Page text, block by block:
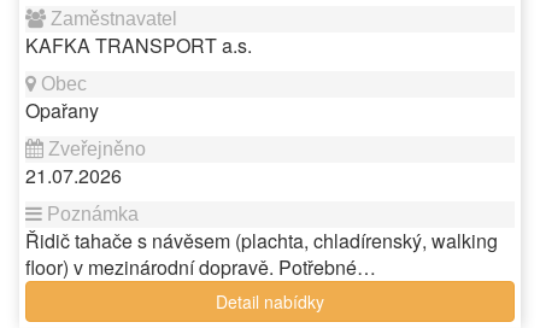
KAFKA TRANSPORT a.s.
Opařany
21.07.2026
Řidič tahače s návěsem (plachta, chladírenský, walking
floor) v mezinárodní dopravě. Potřebné…
Detail nabídky